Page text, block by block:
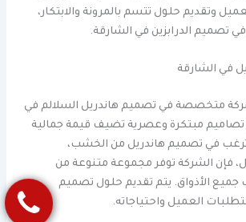
وتقديم حلول تتسم بالمرونة والابتكار،
تصميم الدرابزين في الشارقة.
في الشارقة
شركة متخصصة في تصميم هاندريل السلالم في
تصاميم مبتكرة وعصرية تضيف قيمة جمالية
في تصميم هاندريل من الخشب،
فإن الشركة توفر مجموعة متنوعة من
جميع الأذواق. يتم تقديم حلول تصميم
العميل واحتياجاته.